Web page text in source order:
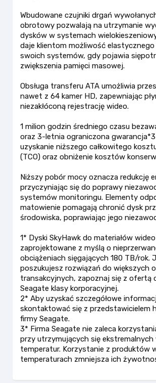
Wbudowane czujniki drgań
obrotowy pozwalają na utrzymanie
dysków w systemach
daje klientom możliwość elastycznego
swoich systemów, gdy pojawia
zwiększenia pamięci masowej.
Obsługa transferu ATA umożliwia
nawet z 64 kamer HD, zapewniając
niezakłóconą rejestrację wideo.
1 milion godzin średniego czasu
oraz 3-letnia ograniczona
uzyskanie niższego całkowitego
(TCO) oraz obniżenie kosztów
Niższy pobór mocy oznacza redukcję
przyczyniając się do poprawy
systemów monitoringu. Elementy
matowienie pomagają chronić dysk
środowiska, poprawiając jego
1* Dyski SkyHawk do materiałów
zaprojektowane z myślą o
obciążeniach sięgających 180 TB/rok.
poszukujesz rozwiązań do większych
transakcyjnych, zapoznaj się z ofertą
Seagate klasy korporacyjnej.
2* Aby uzyskać szczegółowe
skontaktować się z przedstawicielem
firmy Seagate.
3* Firma Seagate nie zaleca
przy utrzymujących się
temperatur. Korzystanie z produktów
temperaturach zmniejsza ich